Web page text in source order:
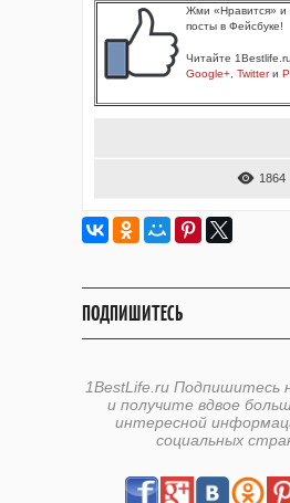
Жми «Нравится» и
посты в Фейсбуке!
Читайте
Google+ Twitterи
1864
ПОДПИШИТЕСЬ
1BestLife.ru Подпишитесь
и получите вдвое
интересной
социальных